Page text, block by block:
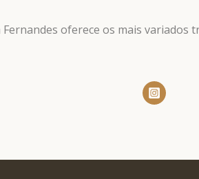
Fernandes oferece os mais variados